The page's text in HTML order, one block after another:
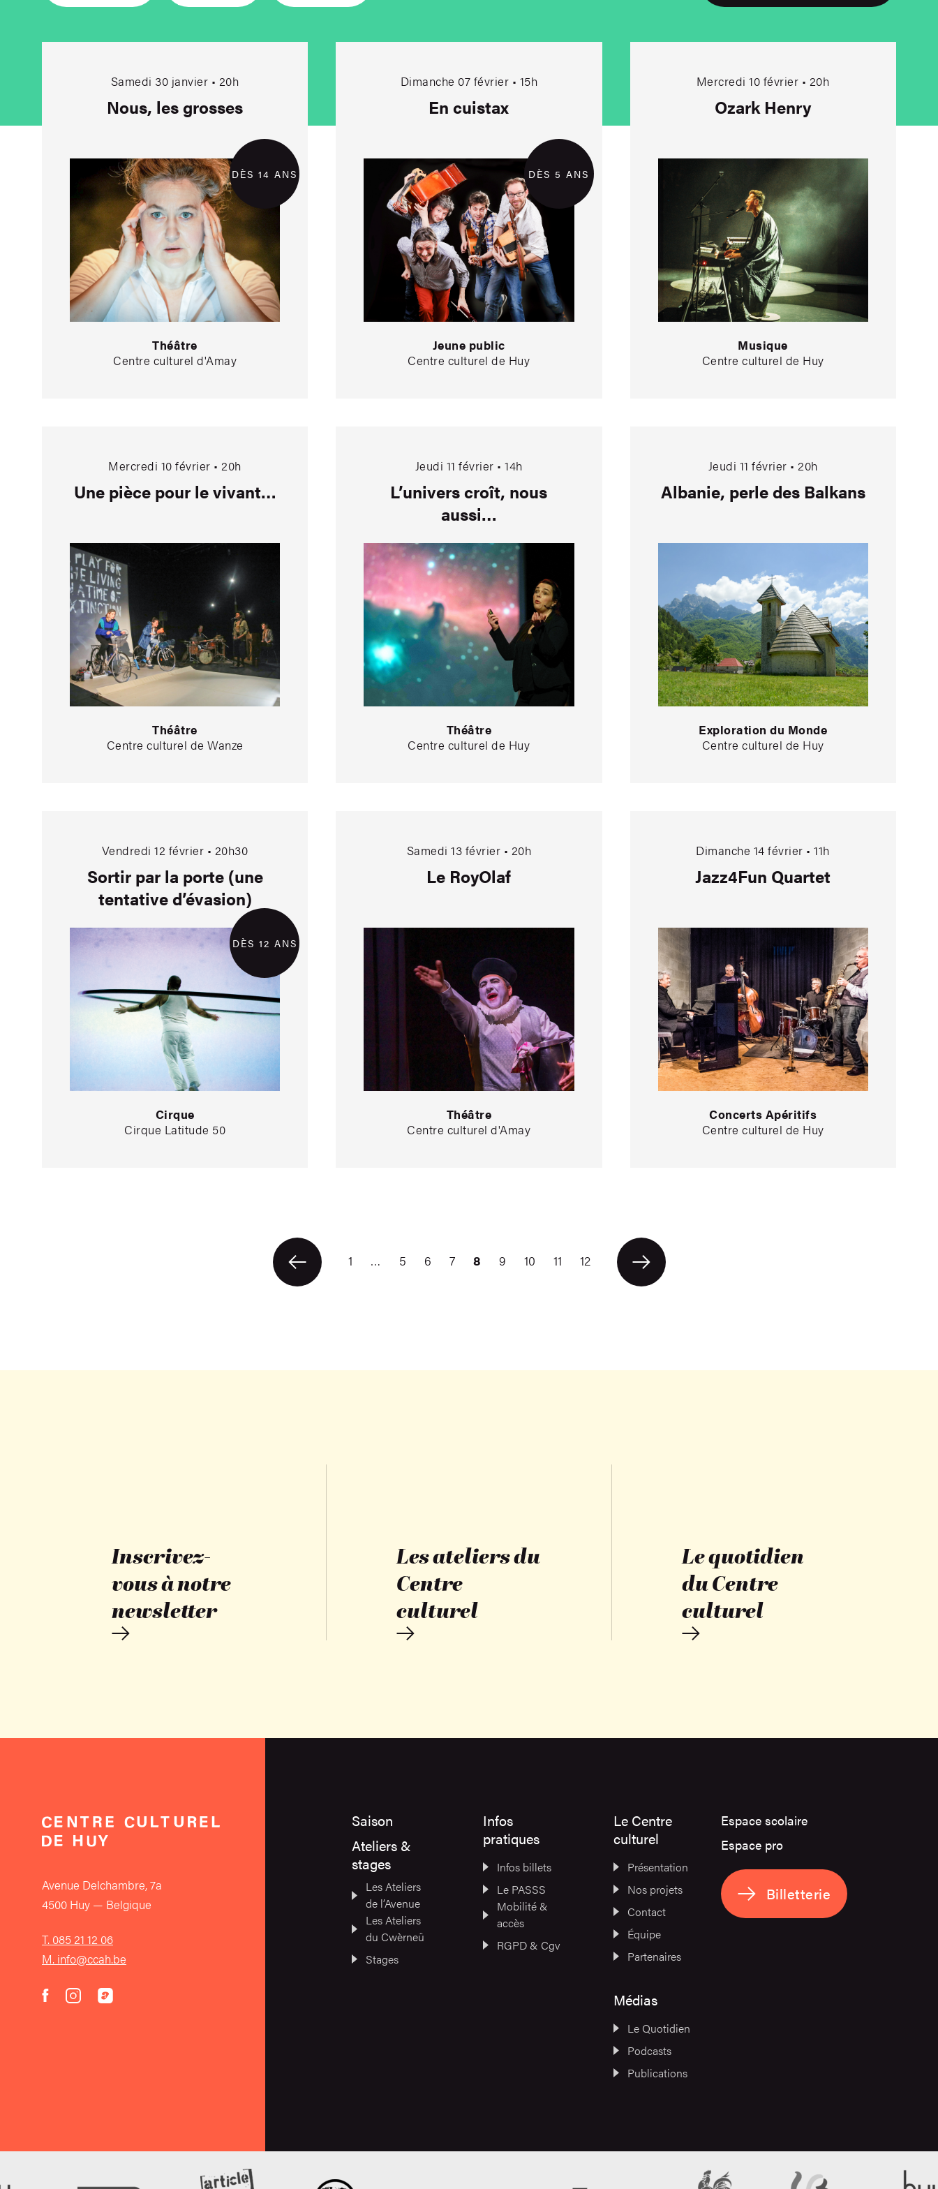
Samedi 30 janvier • 20h
Nous, les grosses
DÈS 14 ANS
Théâtre
Centre culturel d'Amay
Dimanche 07 février • 15h
En cuistax
DÈS 5 ANS
Jeune public
Centre culturel de Huy
Mercredi 10 février • 20h
Ozark Henry
Musique
Centre culturel de Huy
Mercredi 10 février • 20h
Une pièce pour le vivant…
Théâtre
Centre culturel de Wanze
Jeudi 11 février • 14h
L’univers croît, nous
aussi…
Théâtre
Centre culturel de Huy
Jeudi 11 février • 20h
Albanie, perle des Balkans
Exploration du Monde
Centre culturel de Huy
Vendredi 12 février • 20h30
Sortir par la porte (une
tentative d’évasion)
DÈS 12 ANS
Cirque
Cirque Latitude 50
Samedi 13 février • 20h
Le RoyOlaf
Théâtre
Centre culturel d'Amay
Dimanche 14 février • 11h
Jazz4Fun Quartet
Concerts Apéritifs
Centre culturel de Huy
Précédent
1 … 5 6 7 8 9 10 11 12
Suivant
Inscrivez-
vous à notre
newsletter
Les ateliers du
Centre
culturel
Le quotidien
du Centre
culturel
Avenue Delchambre, 7a
4500 Huy — Belgique
T. 085 21 12 06
M. info@ccah.be
facebook
instagram
acast
Saison
Ateliers &
stages
Les Ateliers
de l’Avenue
Les Ateliers
du Cwèrneû
Stages
Infos
pratiques
Infos billets
Le PASSS
Mobilité &
accès
RGPD & Cgv
Le Centre
culturel
Présentation
Nos projets
Contact
Équipe
Partenaires
Médias
Le Quotidien
Podcasts
Publications
Espace scolaire
Espace pro
Billetterie